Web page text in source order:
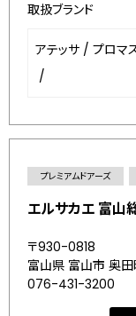
取扱ブランド
アテッサ / プロマ
/
プレミアムドアーズ
エルサカエ 富山
〒930-0818
富山県 富山市 奥
076-431-3200